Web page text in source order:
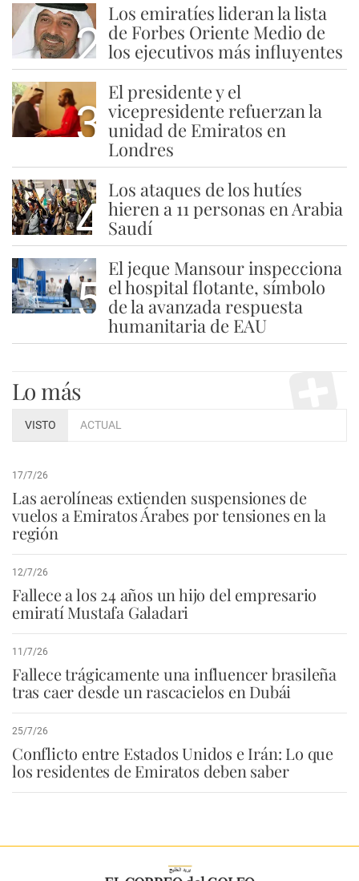
2
Los emiratíes lideran la lista
de Forbes Oriente Medio de
los ejecutivos más influyentes
3
El presidente y el
vicepresidente refuerzan la
unidad de Emiratos en
Londres
4
Los ataques de los hutíes
hieren a 11 personas en Arabia
Saudí
5
El jeque Mansour inspecciona
el hospital flotante, símbolo
de la avanzada respuesta
humanitaria de EAU
Lo más
VISTO ACTUAL
17/7/26
Las aerolíneas extienden suspensiones de
vuelos a Emiratos Árabes por tensiones en la
región
12/7/26
Fallece a los 24 años un hijo del empresario
emiratí Mustafa Galadari
11/7/26
Fallece trágicamente una influencer brasileña
tras caer desde un rascacielos en Dubái
25/7/26
Conflicto entre Estados Unidos e Irán: Lo que
los residentes de Emiratos deben saber